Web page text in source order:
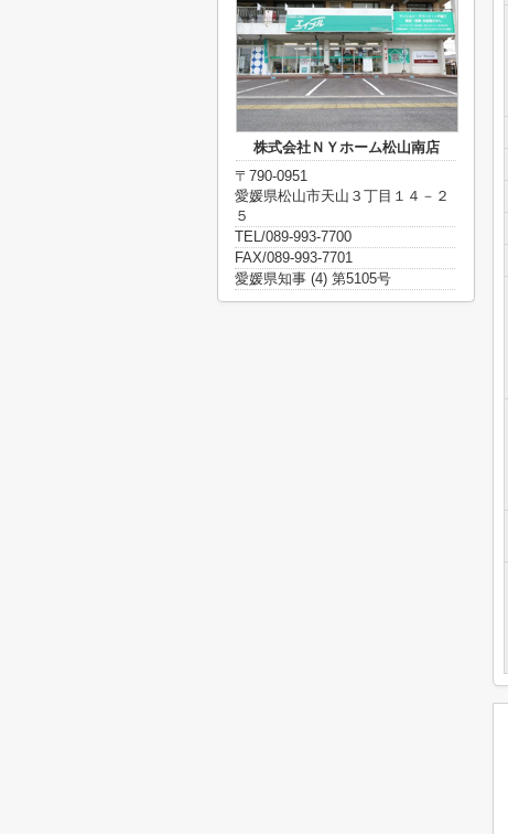
株式会社ＮＹホーム松山南店
〒790-0951
愛媛県松山市天山３丁目１４－２
５
TEL/089-993-7700
FAX/089-993-7701
愛媛県知事 (4) 第5105号